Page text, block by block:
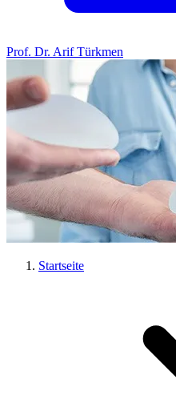
Prof. Dr. Arif Türkmen
Startseite